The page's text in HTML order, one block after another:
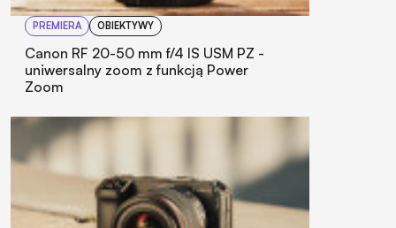
PREMIERA OBIEKTYWY
Canon RF 20-50 mm f/4 IS USM PZ -
uniwersalny zoom z funkcją Power
Zoom